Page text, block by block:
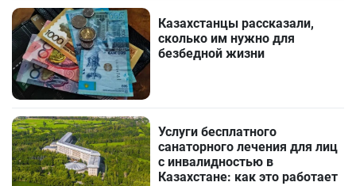
Казахстанцы рассказали,
сколько им нужно для
безбедной жизни
Услуги бесплатного
санаторного лечения для лиц
с инвалидностью в
Казахстане: как это работает